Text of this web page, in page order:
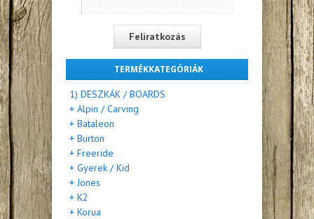
TERMÉKKATEGÓRIÁK
1) DESZKÁK / BOARDS
+ Alpin / Carving
+ Bataleon
+ Burton
+ Freeride
+ Gyerek / Kid
+ Jones
+ K2
+ Korua